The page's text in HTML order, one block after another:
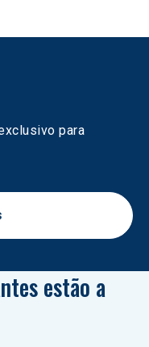
para
estão a